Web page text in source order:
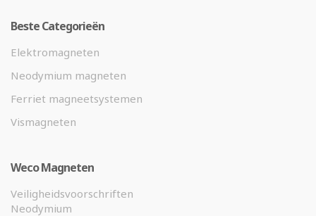
Beste Categorieën
Elektromagneten
Neodymium magneten
Ferriet magneetsystemen
Vismagneten
Weco Magneten
Veiligheidsvoorschriften
Neodymium